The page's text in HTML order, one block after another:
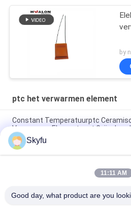
by
ptc het verwarmen element
Constant Temperatuurptc
Verwarmen Element met
Wasptc het Verwarmen Element 1 -
Verwarmen van 5000ohms
OEM ODM Hoog Betrouwbaarheids
Skyfu
11:11 AM
Good day, what product are you